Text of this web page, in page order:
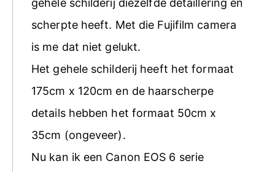
scherpte heeft. Met die Fujifilm camera
is me dat niet gelukt.
Het gehele schilderij heeft het formaat
175cm x 120cm en de haarscherpe
details hebben het formaat 50cm x
35cm (ongeveer).
Nu kan ik een Canon EOS 6 serie